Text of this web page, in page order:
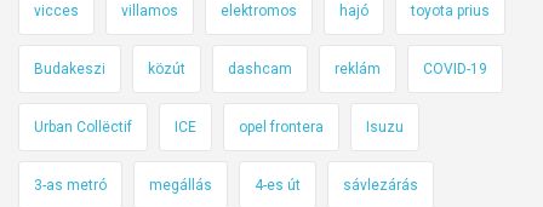
i
L
vicces villamos elektromos hajó toyota prius
Budakeszi közút dashcam reklám COVID-19
Urban Collëctif ICE opel frontera Isuzu
3-as metró megállás 4-es út sávlezárás